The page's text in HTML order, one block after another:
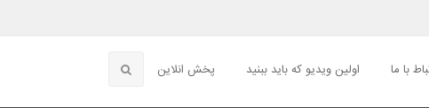
با ما اولین ویدیو که باید ببنید پخش انلاین